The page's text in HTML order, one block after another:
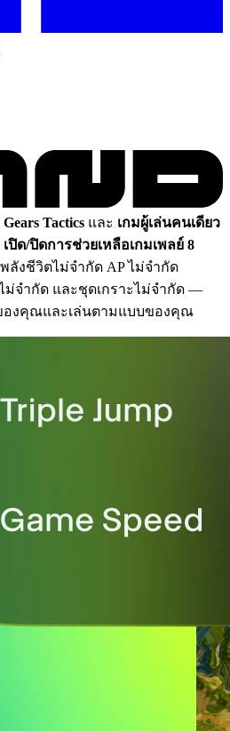
Gears Tactics และ เกมผู้เล่นคนเดียว
เปิด/ปิดการช่วยเหลือเกมเพลย์ 8
ลังชีวิตไม่จำกัด AP ไม่จำกัด
จำกัด และชุดเกราะไม่จำกัด —
องคุณและเล่นตามแบบของคุณ